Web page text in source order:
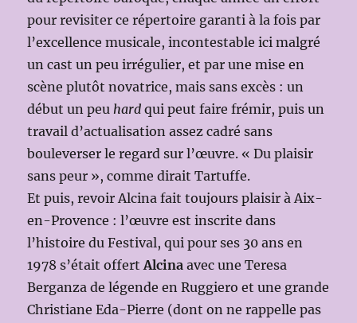
pour revisiter ce répertoire garanti à la fois par
l’excellence musicale, incontestable ici malgré
un cast un peu irrégulier, et par une mise en
scène plutôt novatrice, mais sans excès : un
début un peuhard qui peut faire frémir, puis un
travail d’actualisation assez cadré sans
bouleverser le regard sur l’œuvre. « Du plaisir
sans peur », comme dirait Tartuffe.
Et puis, revoir Alcina fait toujours plaisir à Aix-
en-Provence : l’œuvre est inscrite dans
l’histoire du Festival, qui pour ses 30 ans en
1978 s’était offertAlcinaavec une Teresa
Berganza de légende en Ruggiero et une grande
Christiane Eda-Pierre (dont on ne rappelle pas